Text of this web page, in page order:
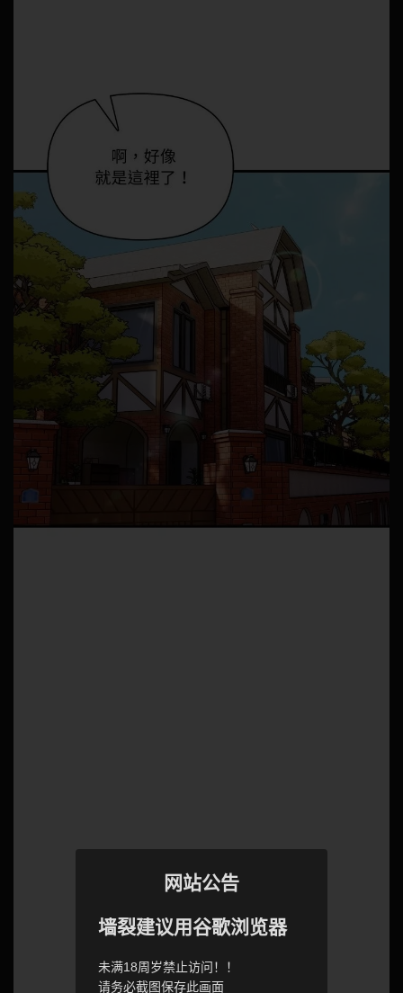
网站公告
墙裂建议用谷歌浏览器
未满18周岁禁止访问！！
请务必截图保存此画面